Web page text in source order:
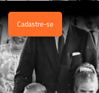
Cadastre-se